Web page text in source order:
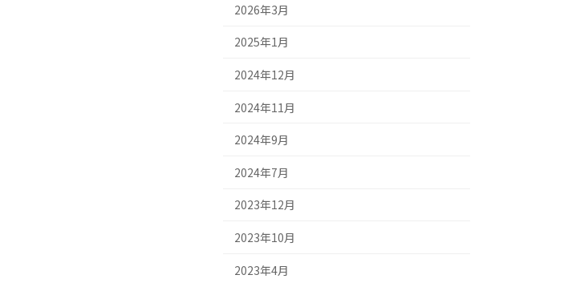
2026年3月
2025年1月
2024年12月
2024年11月
2024年9月
2024年7月
2023年12月
2023年10月
2023年4月